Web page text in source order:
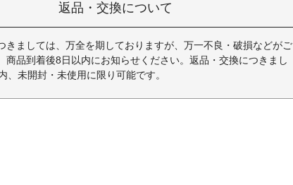
返品・交換について
きましては、万全を期しておりますが、万一不良・破損などがご
商品到着後8日以内にお知らせください。返品・交換につきまし
、未開封・未使用に限り可能です。